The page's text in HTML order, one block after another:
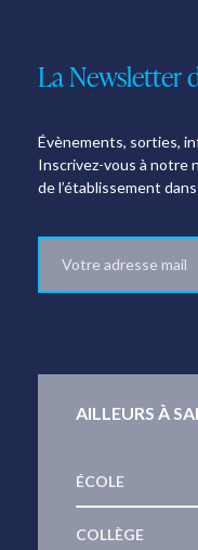
La Newsletter
Évènements, sorties,
Inscrivez-vous à notre
de l’établissement
mail
AILLEURS À
ÉCOLE
COLLÈGE